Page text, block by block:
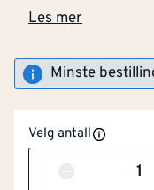
Les mer
Minste
Velg antall
Antall
PEFC
Råvarer